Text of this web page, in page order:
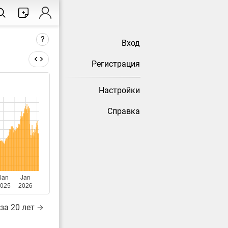
Вход
Регистрация
Настройки
Справка
?
Jan
2026
20 лет